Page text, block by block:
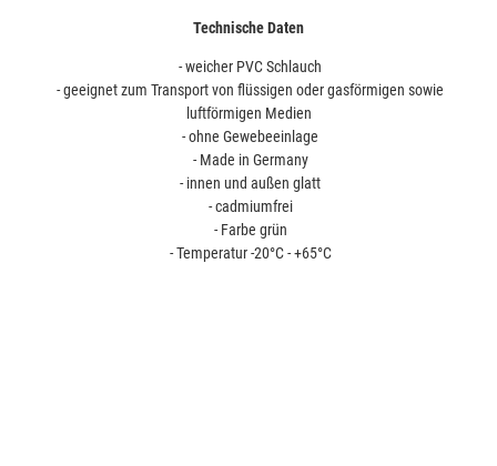
Technische Daten
- weicher PVC Schlauch
- geeignet zum Transport von flüssigen oder gasförmigen sowie
luftförmigen Medien
- ohne Gewebeeinlage
- Made in Germany
- innen und außen glatt
- cadmiumfrei
- Farbe grün
- Temperatur -20°C - +65°C